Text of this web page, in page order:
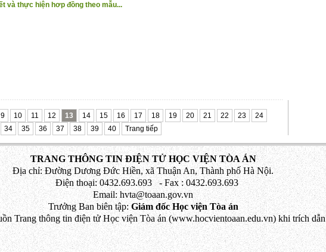
và thực hiện hơp đồng theo mẫu...
9 10 11 12 13 14 15 16 17 18 19 20 21 22 23
24
34 35 36 37 38 39 40 Trang tiếp
TRANG THÔNG TIN ĐIỆN TỬ HỌC VIỆN TÒA ÁN
Địa chỉ: Đường Dương Đức Hiền, xã Thuận An, Thành phố Hà Nội.
Điện thoại: 0432.693.693 - Fax : 0432.693.693
Email: hvta@toaan.gov.vn
Trưởng Ban biên tập:Giám đốc Học viện Tòa án
Trang thông tin điện tử Học viện Tòa án (www.hocvientoaan.edu.vn) khi trích dẫn